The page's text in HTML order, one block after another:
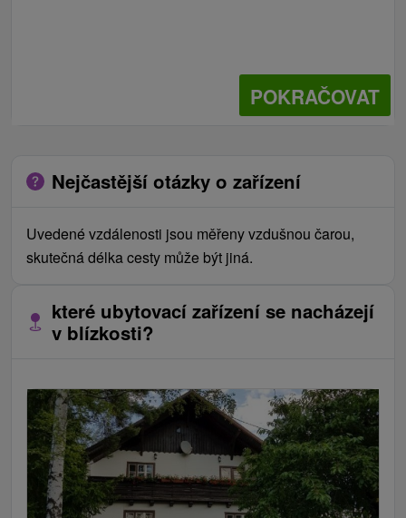
POKRAČOVAT
Nejčastější otázky o zařízení
Uvedené vzdálenosti jsou měřeny vzdušnou čarou,
skutečná délka cesty může být jiná.
které ubytovací zařízení se nacházejí
v blízkosti?